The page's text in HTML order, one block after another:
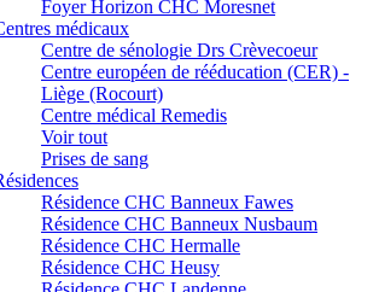
Foyer Horizon CHC Moresnet
médicaux
Centre de sénologie Drs Crèvecoeur
Centre européen de rééducation (CER) -
Liège (Rocourt)
Centre médical Remedis
Voir tout
Prises de sang
Résidence CHC Banneux Fawes
Résidence CHC Banneux Nusbaum
Résidence CHC Hermalle
Résidence CHC Heusy